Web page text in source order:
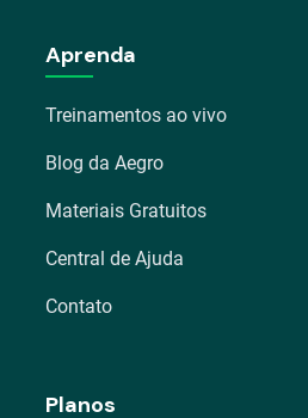
Aprenda
Treinamentos ao vivo
Blog da Aegro
Materiais Gratuitos
Central de Ajuda
Contato
Planos